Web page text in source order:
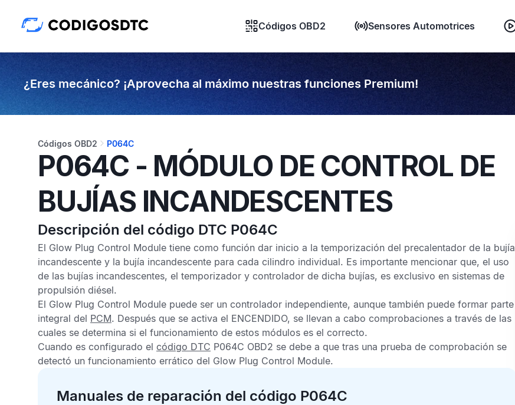
Códigos OBD2 Sensores Automotrices
¿Eres mecánico? ¡Aprovecha al máximo nuestras funciones Premium!
Códigos OBD2 P064C
P064C - MÓDULO DE CONTROL DE
BUJÍAS INCANDESCENTES
Descripción del código DTC P064C
El Glow Plug Control Module tiene como función dar inicio a la temporización del precalentador de la bujía
incandescente y la bujía incandescente para cada cilindro individual. Es importante mencionar que, el uso
de las bujías incandescentes, el temporizador y controlador de dicha bujías, es exclusivo en sistemas de
propulsión diésel.
El Glow Plug Control Module puede ser un controlador independiente, aunque también puede formar parte
integral del PCM. Después que se activa el ENCENDIDO, se llevan a cabo comprobaciones a través de las
cuales se determina si el funcionamiento de estos módulos es el correcto.
Cuando es configurado el código DTC P064C OBD2 se debe a que tras una prueba de comprobación se
detectó un funcionamiento errático del Glow Plug Control Module.
Manuales de reparación del código P064C